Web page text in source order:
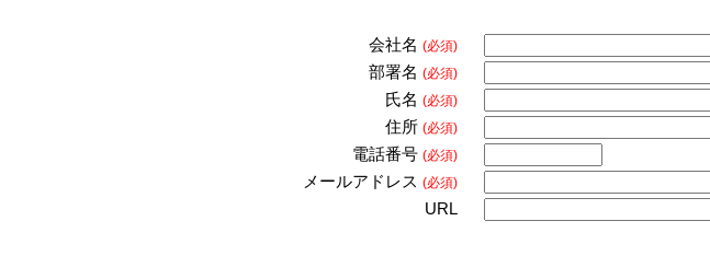
会社名 (必須)
部署名 (必須)
氏名 (必須)
住所 (必須)
電話番号 (必須)
メールアドレス (必須)
URL